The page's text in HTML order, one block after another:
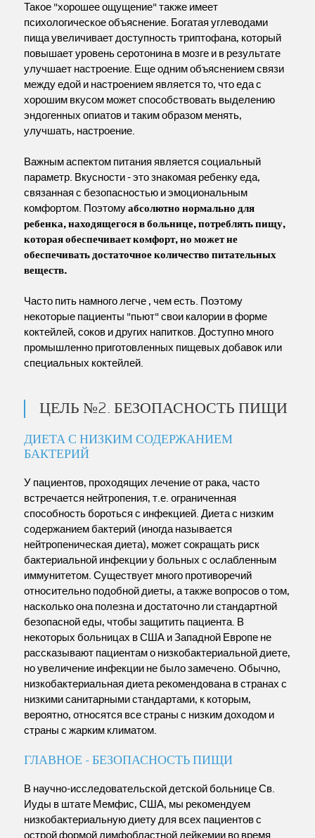
Такое "хорошее ощущение" также имеет
психологическое объяснение. Богатая углеводами
пища увеличивает доступность триптофана, который
повышает уровень серотонина в мозге и в результате
улучшает настроение. Еще одним объяснением связи
между едой и настроением является то, что еда с
хорошим вкусом может способствовать выделению
эндогенных опиатов и таким образом менять,
улучшать, настроение.
Важным аспектом питания является социальный
параметр. Вкусности - это знакомая ребенку еда,
связанная с безопасностью и эмоциональным
комфортом. Поэтомуабсолютно нормально для
ребенка, находящегося в больнице, потреблять пищу,
которая обеспечивает комфорт, но может не
обеспечивать достаточное количество питательных
веществ.
Часто пить намного легче , чем есть. Поэтому
некоторые пациенты "пьют" свои калории в форме
коктейлей, соков и других напитков. Доступно много
промышленно приготовленных пищевых добавок или
специальных коктейлей.
ЦЕЛЬ №2. БЕЗОПАСНОСТЬ ПИЩИ
ДИЕТА С НИЗКИМ СОДЕРЖАНИЕМ
БАКТЕРИЙ
У пациентов, проходящих лечение от рака, часто
встречается нейтропения, т.е. ограниченная
способность бороться с инфекцией. Диета с низким
содержанием бактерий (иногда называется
нейтропеническая диета), может сокращать риск
бактериальной инфекции у больных с ослабленным
иммунитетом. Существует много противоречий
относительно подобной диеты, а также вопросов о том,
насколько она полезна и достаточно ли стандартной
безопасной еды, чтобы защитить пациента. В
некоторых больницах в США и Западной Европе не
рассказывают пациентам о низкобактериальной диете,
но увеличение инфекции не было замечено. Обычно,
низкобактериальная диета рекомендована в странах с
низкими санитарными стандартами, к которым,
вероятно, относятся все страны с низким доходом и
страны с жарким климатом.
ГЛАВНОЕ - БЕЗОПАСНОСТЬ ПИЩИ
В научно-исследовательской детской больнице Св.
Иуды в штате Мемфис, США, мы рекомендуем
низкобактериальную диету для всех пациентов с